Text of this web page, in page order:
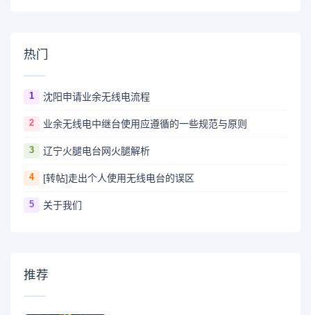
热门
1 沈阳申请业余无线电流程
2 业余无线电中继台使用应遵循的一些规范与原则
3 辽宁火腿电台网火腿解析
4 [转帖]走出个人使用无线电台的误区
5 关于我们
推荐